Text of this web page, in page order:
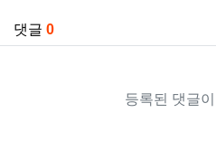
댓글 0
등록된 댓글